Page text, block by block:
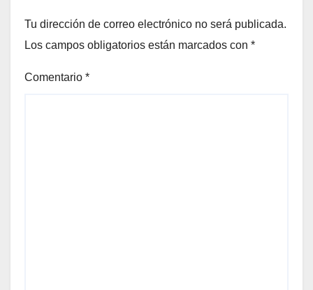
Tu dirección de correo electrónico no será publicada.
Los campos obligatorios están marcados con *
Comentario *